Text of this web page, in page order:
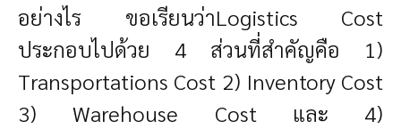
อย่างไร ขอเรียนว่าLogistics Cost
ประกอบไปด้วย 4 ส่วนที่สำคัญคือ 1)
Transportations Cost 2) Inventory Cost
3) Warehouse Cost และ 4)